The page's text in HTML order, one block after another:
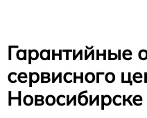
Гарантийные
сервисного
Новосибирске